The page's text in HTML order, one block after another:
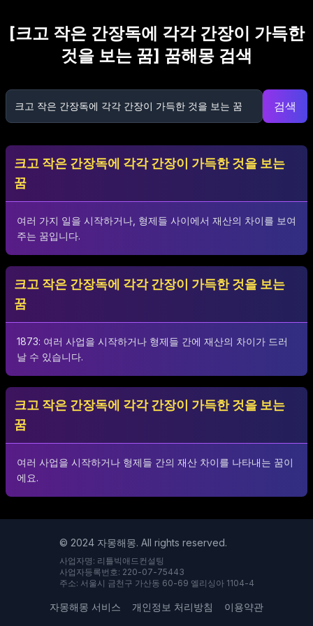
[크고 작은 간장독에 각각 간장이 가득한
것을 보는 꿈] 꿈해몽 검색
검색
크고 작은 간장독에 각각 간장이 가득한 것을 보는
꿈
여러 가지 일을 시작하거나, 형제들 사이에서 재산의 차이를 보여
주는 꿈입니다.
크고 작은 간장독에 각각 간장이 가득한 것을 보는
꿈
1873: 여러 사업을 시작하거나 형제들 간에 재산의 차이가 드러
날 수 있습니다.
크고 작은 간장독에 각각 간장이 가득한 것을 보는
꿈
여러 사업을 시작하거나 형제들 간의 재산 차이를 나타내는 꿈이
에요.
© 2024 자몽해몽. All rights reserved.
사업자명: 리틀빅애드컨설팅
사업자등록번호: 220-07-75443
주소: 서울시 금천구 가산동 60-69 엘리싱아 1104-4
자몽해몽 서비스 개인정보 처리방침 이용약관